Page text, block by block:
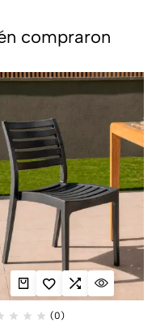
compraron
(0)